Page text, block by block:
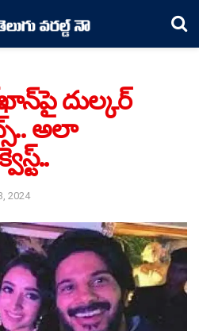
దుల్కర్​
అలా
2024